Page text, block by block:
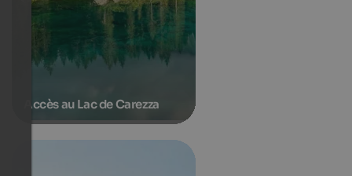
Accès au Lac de Carezza